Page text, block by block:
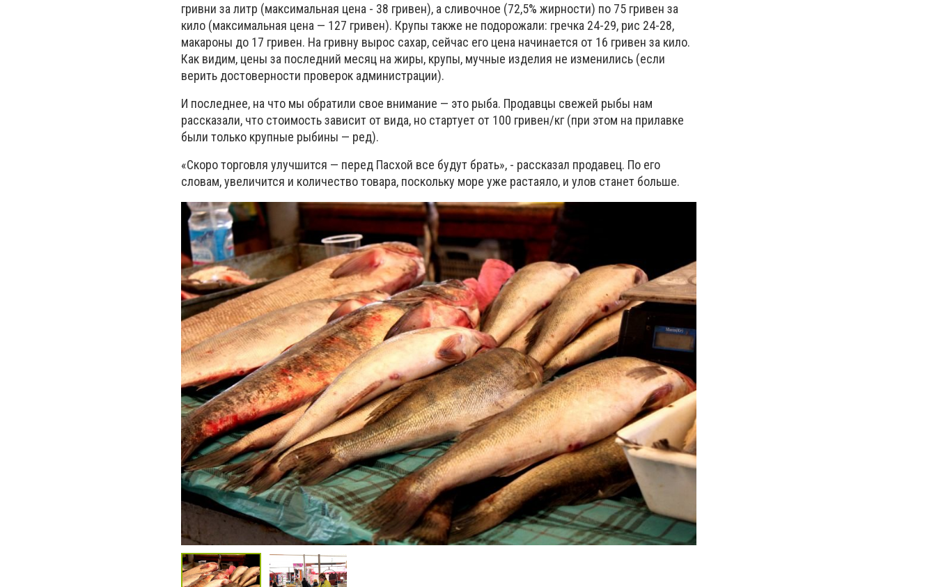
гривни за литр (максимальная цена - 38 гривен), а сливочное (72,5% жирности) по 75 гривен за
кило (максимальная цена — 127 гривен). Крупы также не подорожали: гречка 24-29, рис 24-28,
макароны до 17 гривен. На гривну вырос сахар, сейчас его цена начинается от 16 гривен за кило.
Как видим, цены за последний месяц на жиры, крупы, мучные изделия не изменились (если
верить достоверности проверок администрации).
И последнее, на что мы обратили свое внимание — это рыба. Продавцы свежей рыбы нам
рассказали, что стоимость зависит от вида, но стартует от 100 гривен/кг (при этом на прилавке
были только крупные рыбины — ред).
«Скоро торговля улучшится — перед Пасхой все будут брать», - рассказал продавец. По его
словам, увеличится и количество товара, поскольку море уже растаяло, и улов станет больше.